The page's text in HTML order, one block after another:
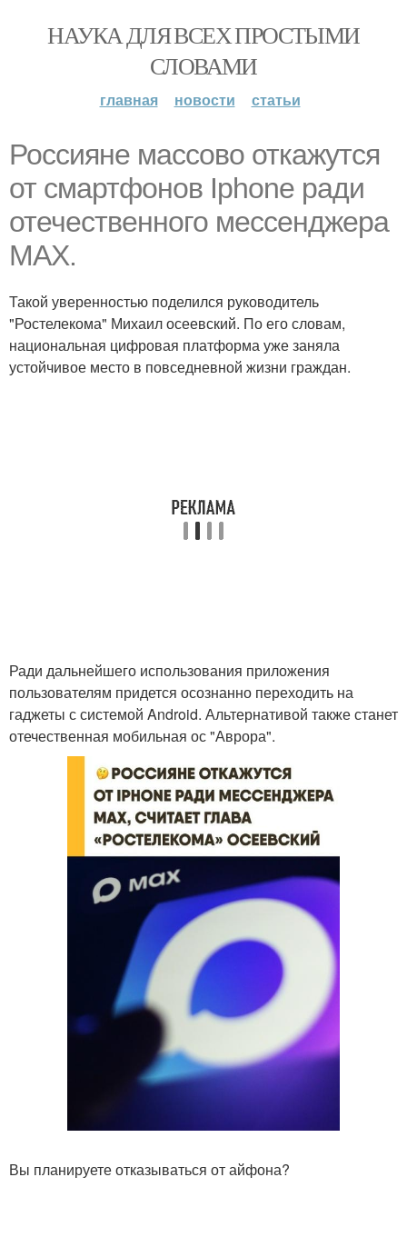
НАУКА ДЛЯ ВСЕХ ПРОСТЫМИ
СЛОВАМИ
главная новости статьи
Россияне массово откажутся
от смартфонов Iphone ради
отечественного мессенджера
MAX.
Такой уверенностью поделился руководитель
"Ростелекома" Михаил осеевский. По его словам,
национальная цифровая платформа уже заняла
устойчивое место в повседневной жизни граждан.
Ради дальнейшего использования приложения
пользователям придется осознанно переходить на
гаджеты с системой Android. Альтернативой также станет
отечественная мобильная ос "Аврора".
Вы планируете отказываться от айфона?